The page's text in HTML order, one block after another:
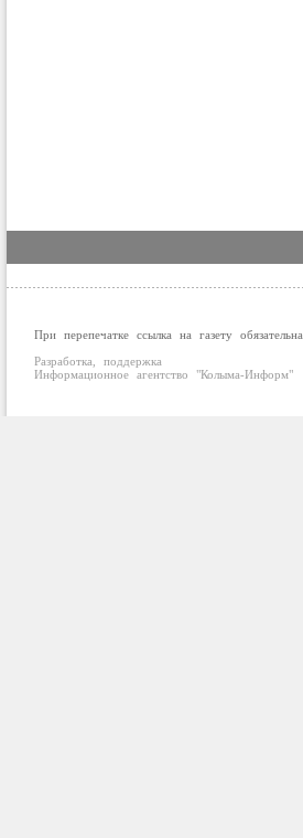
При перепечатке ссылка на газету обязательна.
Разработка, поддержка
Информационное агентство "Колыма-Информ"